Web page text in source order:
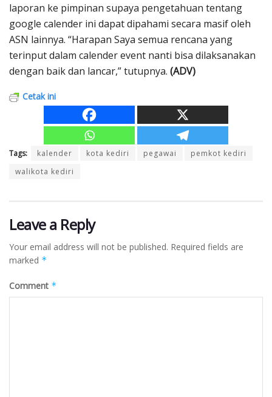
laporan ke pimpinan supaya pengetahuan tentang
google calender ini dapat dipahami secara masif oleh
ASN lainnya. “Harapan Saya semua rencana yang
terinput dalam calender event nanti bisa dilaksanakan
dengan baik dan lancar,” tutupnya. (ADV)
Cetak ini
Tags: kalender kota kediri pegawai
pemkot kediri
walikota kediri
Leave a Reply
Your email address will not be published. Required fields are
marked *
Comment *